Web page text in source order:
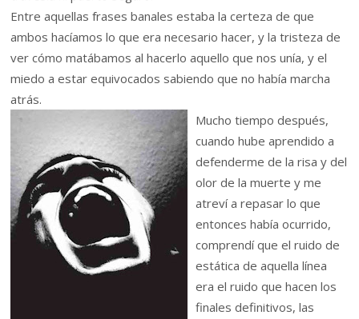
Entre aquellas frases banales estaba la certeza de que
ambos hacíamos lo que era necesario hacer, y la tristeza de
ver cómo matábamos al hacerlo aquello que nos unía, y el
miedo a estar equivocados sabiendo que no había marcha
atrás.
Mucho tiempo después,
cuando hube aprendido a
defenderme de la risa y del
olor de la muerte y me
atreví a repasar lo que
entonces había ocurrido,
comprendí que el ruido de
estática de aquella línea
era el ruido que hacen los
finales definitivos, las